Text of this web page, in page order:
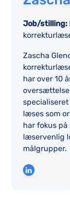
Job/stilling:
Zascha
har over 10
oversættelse
læses som
har fokus
læservenlig
målgrupper.